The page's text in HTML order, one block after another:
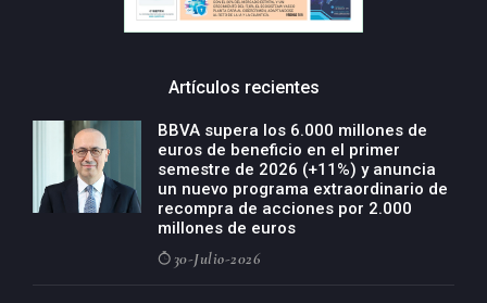
Artículos recientes
BBVA supera los 6.000 millones de
euros de beneficio en el primer
semestre de 2026 (+11%) y anuncia
un nuevo programa extraordinario de
recompra de acciones por 2.000
millones de euros
30-Julio-2026